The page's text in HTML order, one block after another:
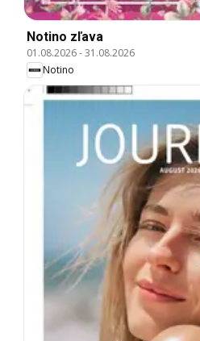
Notino zľava
01.08.2026-31.08.2026
Notino